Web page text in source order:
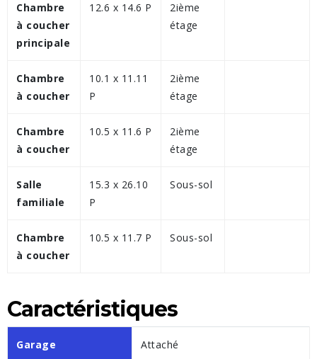
Chambre
à coucher
principale
12.6 x 14.6 P
2ième
étage
Chambre
à coucher
10.1 x 11.11
P
2ième
étage
Chambre
à coucher
10.5 x 11.6 P
2ième
étage
Salle
familiale
15.3 x 26.10
P
Sous-sol
Chambre
à coucher
10.5 x 11.7 P Sous-sol
Caractéristiques
Garage Attaché